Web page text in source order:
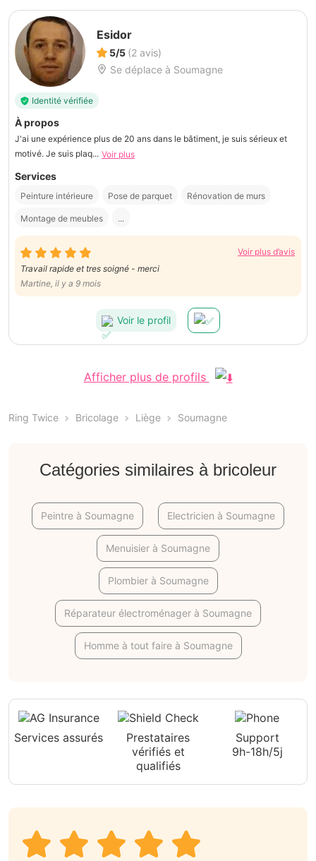
Esidor
5/5 (2 avis)
Se déplace à Soumagne
Identité vérifiée
À propos
J'ai une expérience plus de 20 ans dans le bâtiment, je suis sérieux et
motivé. Je suis plaq... Voir plus
Services
Peinture intérieure Pose de parquet Rénovation de murs
Montage de meubles ...
Voir plus d’avis
Travail rapide et tres soigné - merci
Martine, il y a 9 mois
Voir le profil
Afficher plus de profils
Ring Twice Bricolage Liège Soumagne
Catégories similaires à bricoleur
Peintre à Soumagne Electricien à Soumagne
Menuisier à Soumagne
Plombier à Soumagne
Réparateur électroménager à Soumagne
Homme à tout faire à Soumagne
Services assurés
Prestataires
vérifiés et
qualifiés
Support
9h-18h/5j